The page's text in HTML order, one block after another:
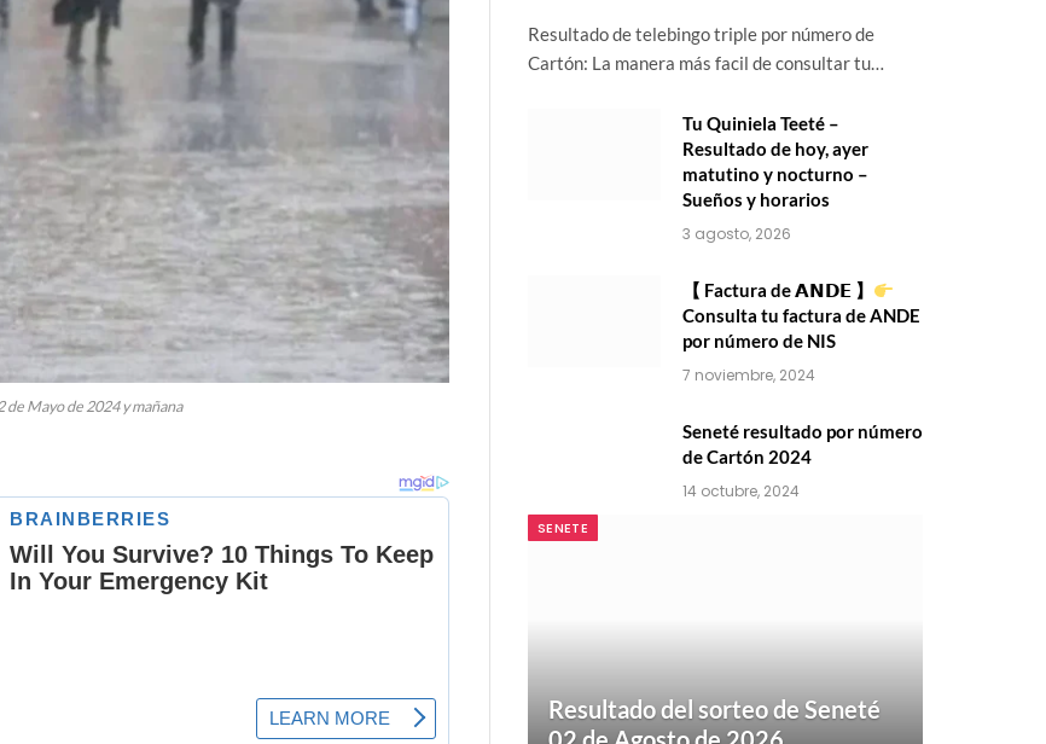
Mayo de 2024 y mañana
Resultado de telebingo triple por número de
Cartón: La manera más facil de consultar tu…
Tu Quiniela Teeté –
Resultado de hoy, ayer
matutino y nocturno –
Sueños y horarios
3 agosto, 2026
【 Factura de 𝗔𝗡𝗗𝗘 】
Consulta tu factura de ANDE
por número de NIS
7 noviembre, 2024
Seneté resultado por número
de Cartón 2024
14 octubre, 2024
SENETE
Resultado del sorteo de Seneté